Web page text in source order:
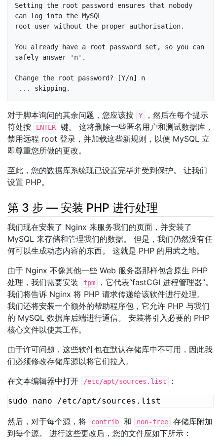
Setting the root password ensures that nobody
can log into the MySQL
root user without the proper authorisation.
You already have a root password set, so you can
safely answer 'n'.
Change the root password? [Y/n] n
... skipping.
对于脚本询问的其余问题，您应该按 Y
，然后在每个提示
符处按
ENTER
键。 这将删除一些匿名用户和测试数据库，
禁用远程 root 登录，并加载这些新规则，以便 MySQL 立
即尊重您所做的更改。
至此，您的数据库系统现已设置完毕并受到保护。 让我们
设置 PHP。
第 3 步 — 安装 PHP 进行处理
我们现在安装了 Nginx 来服务我们的页面，并安装了
MySQL 来存储和管理我们的数据。 但是，我们仍然没有任
何可以生成动态内容的东西。 这就是 PHP 的用武之地。
由于 Nginx 不像其他一些 Web 服务器那样包含原生 PHP
处理，我们需要安装
fpm
，它代表“fastCGI 进程管理器”。
我们将告诉 Nginx 将 PHP 请求传递给该软件进行处理。
我们还将安装一个额外的帮助程序包，它允许 PHP 与我们
的 MySQL 数据库后端进行通信。 安装将引入必要的 PHP
核心文件以使其工作。
由于许可问题，这些软件包在默认存储库中不可用，因此我
们必须修改存储库源以将它们拉入。
在文本编辑器中打开
/etc/apt/sources.list ：
然后，对于每个源，将 contrib 和 non-free
存储库附加
到每个源。 进行这些更改后，您的文件应如下所示：